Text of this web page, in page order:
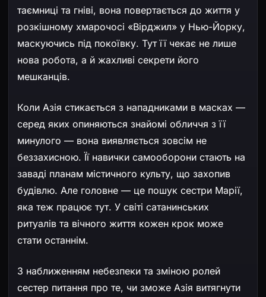
таємниці та гніві, вона повертається до життя у
розкішному хмарочосі «Вірджил» у Нью-Йорку,
маскуючись під покоївку. Тут її чекає не лише
нова робота, а й жахливі секрети його
мешканців.
Коли Азія стикається з нападниками в масках —
серед яких опиняються знайомі обличчя з її
минулого — вона виявляється зовсім не
беззахисною. Її навички самооборони стають на
заваді планам містичного культу, що захопив
будівлю. Але головне — це пошук сестри Марії,
яка теж працює тут. У світі сатанинських
ритуалів та вічного життя кожен крок може
стати останнім.
З наближенням небезпеки та зміною ролей
сестер питання про те, чи зможе Азія витягнути